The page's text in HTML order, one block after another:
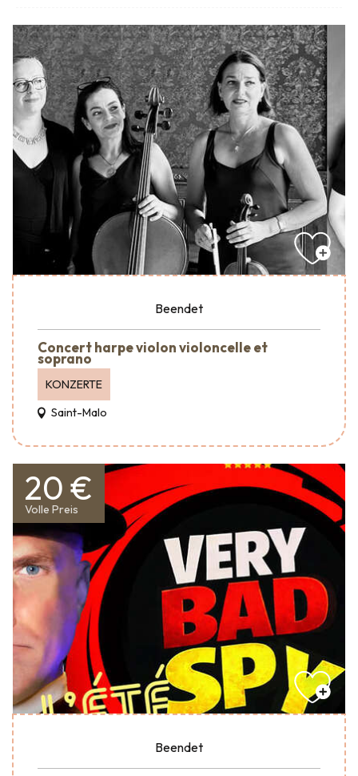
Beendet
Concert harpe violon violoncelle et
soprano
KONZERTE
Saint-Malo
20 €
Volle Preis
Beendet